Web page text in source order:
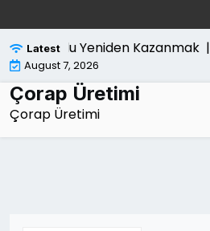
to
content
Latest
Umudu Yeniden Kazanmak |
August 7, 2026
Çorap Üretimi
Çorap Üretimi